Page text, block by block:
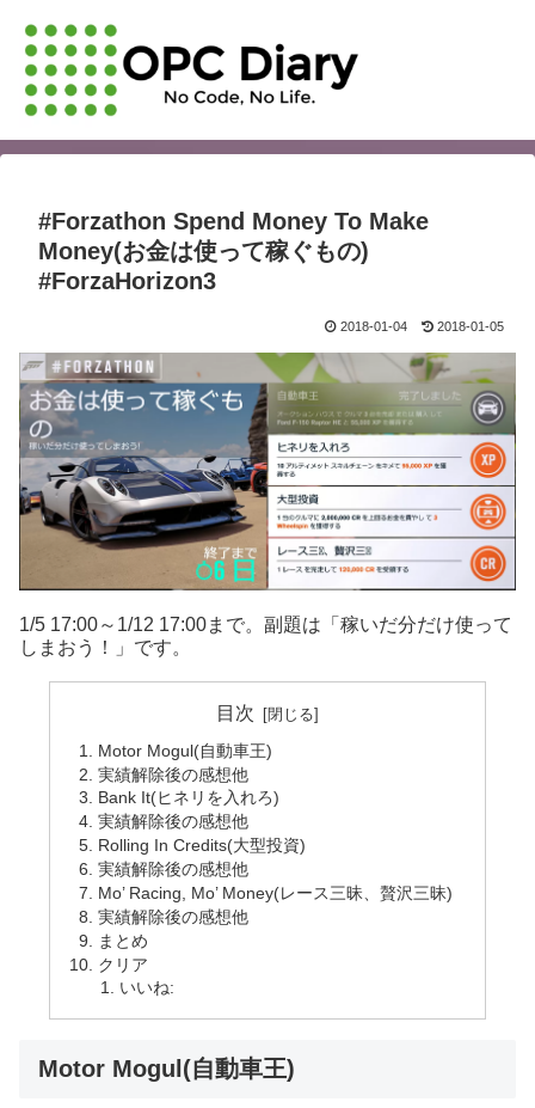
#Forzathon Spend Money To Make
Money(お金は使って稼ぐもの)
#ForzaHorizon3
2018-01-04 2018-01-05
1/5 17:00～1/12 17:00まで。副題は「稼いだ分だけ使って
しまおう！」です。
目次
Motor Mogul(自動車王)
実績解除後の感想他
Bank It(ヒネリを入れろ)
実績解除後の感想他
Rolling In Credits(大型投資)
実績解除後の感想他
Mo’ Racing, Mo’ Money(レース三昧、贅沢三昧)
実績解除後の感想他
まとめ
クリア
いいね:
Motor Mogul(自動車王)